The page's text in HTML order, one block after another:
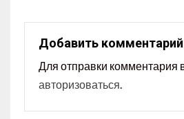
Добавить комментарий
Для отправки комментария
авторизоваться.